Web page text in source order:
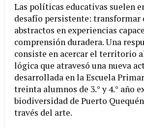
Las políticas educativas suelen
desafío persistente: transformar
abstractos en experiencias
comprensión duradera. Una
consiste en acercar el territorio
lógica que atravesó una nueva
desarrollada en la Escuela
treinta alumnos de 3.° y 4.° año
biodiversidad de Puerto
través del arte.